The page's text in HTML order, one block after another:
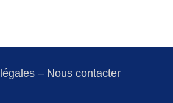
– Nous contacter